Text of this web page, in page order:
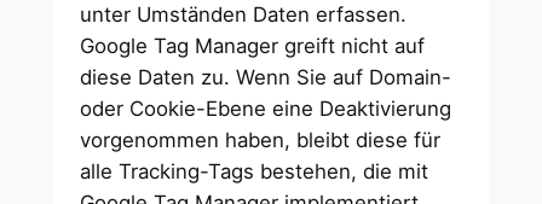
unter Umständen Daten erfassen.
Google Tag Manager greift nicht auf
diese Daten zu. Wenn Sie auf Domain-
oder Cookie-Ebene eine Deaktivierung
vorgenommen haben, bleibt diese für
alle Tracking-Tags bestehen, die mit